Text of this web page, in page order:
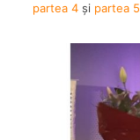
partea 4și partea 5